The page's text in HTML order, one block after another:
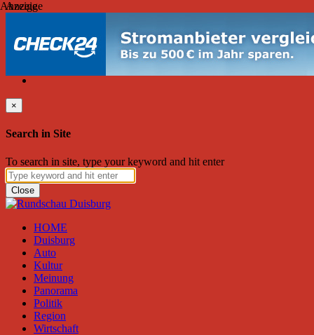
Donnerstag, August 06, 2026
Friend on Facebook Follow on Twitter Subscribe to RSS
×
Search in Site
To search in site, type your keyword and hit enter
Close
HOME
Duisburg
Auto
Kultur
Meinung
Panorama
Politik
Region
Wirtschaft
Anzeige
Anzeige